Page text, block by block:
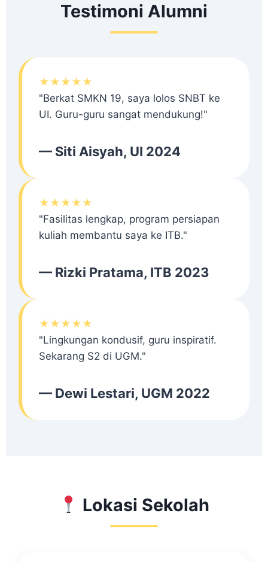
Testimoni Alumni
★★★★★
"Berkat SMKN 19, saya lolos SNBT ke
UI. Guru-guru sangat mendukung!"
— Siti Aisyah, UI 2024
★★★★★
"Fasilitas lengkap, program persiapan
kuliah membantu saya ke ITB."
— Rizki Pratama, ITB 2023
★★★★★
"Lingkungan kondusif, guru inspiratif.
Sekarang S2 di UGM."
— Dewi Lestari, UGM 2022
Lokasi Sekolah